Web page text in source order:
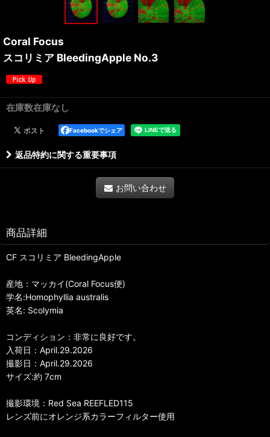
Coral Focus
スコリミア BleedingApple No.3
在庫数在庫なし
Facebookでシェア
返品特約に関する重要事項
お問い合わせ
商品詳細
CF スコリミア BleedingApple
産地：マッカイ(Coral Focus便)
学名:Homophyllia australis
英名: Scolymia
コンディション：非常に良好です。
入荷日：April.29.2026
撮影日：April.29.2026
サイズ:約 7cm
撮影環境：Red Sea REEFLED115
レンズ前にオレンジ系カラーフィルター使用